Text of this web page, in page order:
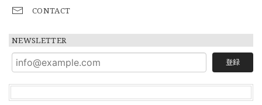
CONTACT
NEWSLETTER
登録